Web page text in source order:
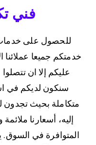
فني
للحصول على
خدمتكم جميعا عملائنا
عليكم إلا ان
سنكون لديكم في
متكاملة بحيث تجدون
إليه، أسعارنا
المتوافرة في السوق.